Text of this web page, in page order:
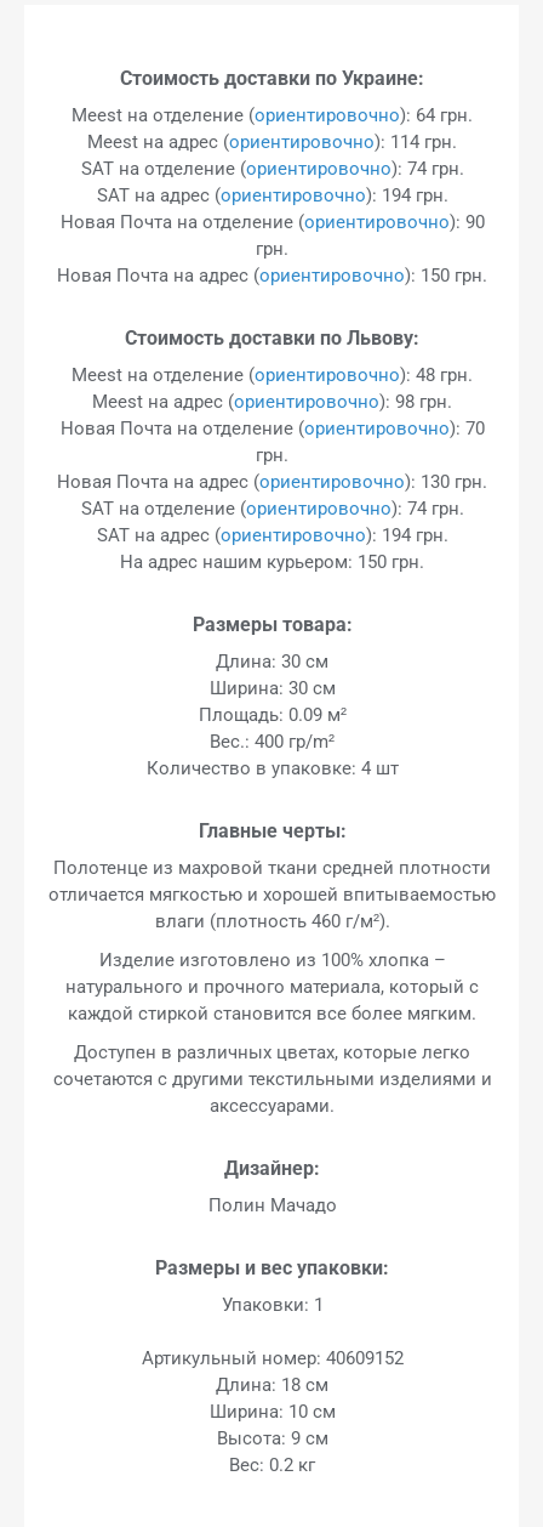
Стоимость доставки по Украине:
Meest на отделение (ориентировочно): 64 грн.
Meest на адрес (ориентировочно): 114 грн.
SAT на отделение (ориентировочно): 74 грн.
SAT на адрес (ориентировочно): 194 грн.
Новая Почта на отделение (ориентировочно): 90
грн.
Новая Почта на адрес (ориентировочно): 150 грн.
Стоимость доставки по Львову:
Meest на отделение (ориентировочно): 48 грн.
Meest на адрес (ориентировочно): 98 грн.
Новая Почта на отделение (ориентировочно): 70
грн.
Новая Почта на адрес (ориентировочно): 130 грн.
SAT на отделение (ориентировочно): 74 грн.
SAT на адрес (ориентировочно): 194 грн.
На адрес нашим курьером: 150 грн.
Размеры товара:
Длина: 30 см
Ширина: 30 см
Площадь: 0.09 м²
Вес.: 400 гр/m²
Количество в упаковке: 4 шт
Главные черты:
Полотенце из махровой ткани средней плотности
отличается мягкостью и хорошей впитываемостью
влаги (плотность 460 г/м²).
Изделие изготовлено из 100% хлопка –
натурального и прочного материала, который с
каждой стиркой становится все более мягким.
Доступен в различных цветах, которые легко
сочетаются с другими текстильными изделиями и
аксессуарами.
Дизайнер:
Полин Мачадо
Размеры и вес упаковки:
Упаковки: 1
Артикульный номер: 40609152
Длина: 18 см
Ширина: 10 см
Высота: 9 см
Вес: 0.2 кг